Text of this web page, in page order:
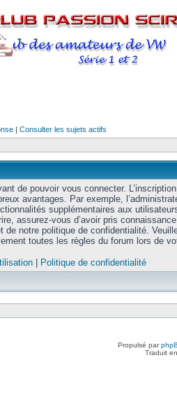
| Consulter les sujets actifs
de pouvoir vous connecter.
avantages. Par exemple,
supplémentaires aux
assurez-vous d’avoir pris
de notre politique de confidentialité.
toutes les règles du forum lors de
Politique de confidentialité
Propulsé par
Traduit